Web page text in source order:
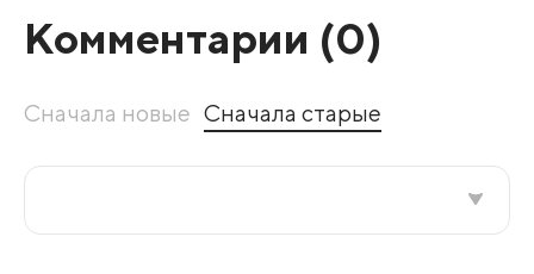
Комментарии (0)
Сначала новые Сначала старые